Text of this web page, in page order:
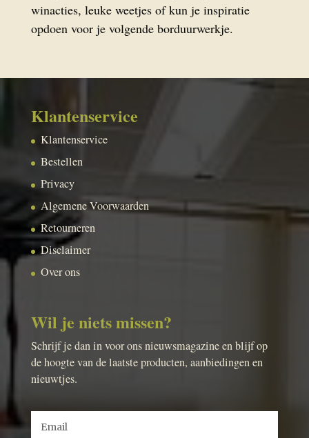
winacties, leuke weetjes of kun je inspiratie
opdoen voor je volgende borduurwerkje.
Klantenservice
Klantenservice
Bestellen
Privacy
Algemene Voorwaarden
Retourneren
Disclaimer
Over ons
Wil je niets missen?
Schrijf je dan in voor ons nieuwsmagazine en blijf op
de hoogte van de laatste producten, aanbiedingen en
nieuwtjes.